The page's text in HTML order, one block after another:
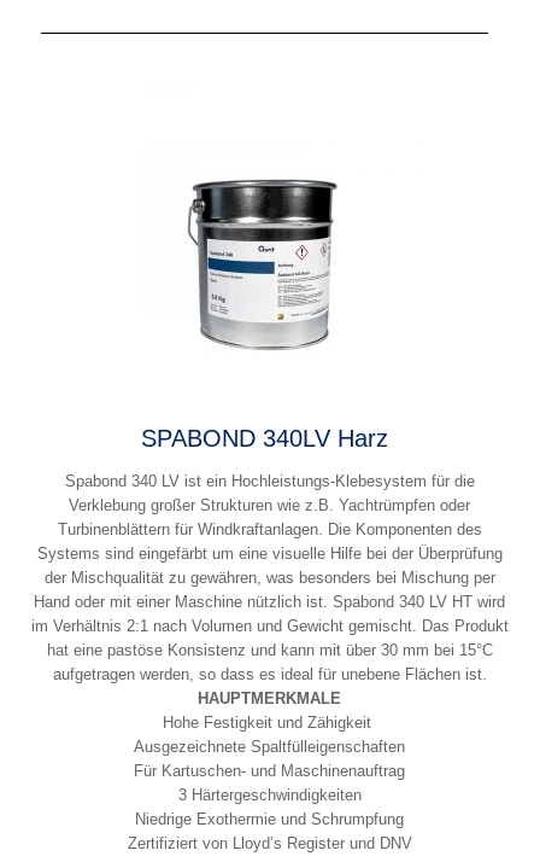
SPABOND 340LV Harz
Spabond 340 LV ist ein Hochleistungs-Klebesystem für die
Verklebung großer Strukturen wie z.B. Yachtrümpfen oder
Turbinenblättern für Windkraftanlagen. Die Komponenten des
Systems sind eingefärbt um eine visuelle Hilfe bei der Überprüfung
der Mischqualität zu gewähren, was besonders bei Mischung per
Hand oder mit einer Maschine nützlich ist. Spabond 340 LV HT wird
im Verhältnis 2:1 nach Volumen und Gewicht gemischt. Das Produkt
hat eine pastöse Konsistenz und kann mit über 30 mm bei 15°C
aufgetragen werden, so dass es ideal für unebene Flächen ist.
HAUPTMERKMALE
Hohe Festigkeit und Zähigkeit
Ausgezeichnete Spaltfülleigenschaften
Für Kartuschen- und Maschinenauftrag
3 Härtergeschwindigkeiten
Niedrige Exothermie und Schrumpfung
Zertifiziert von Lloyd’s Register und DNV